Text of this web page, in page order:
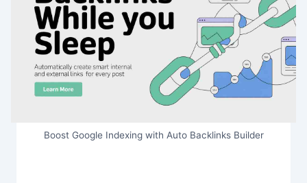
Boost Google Indexing with Auto Backlinks Builder